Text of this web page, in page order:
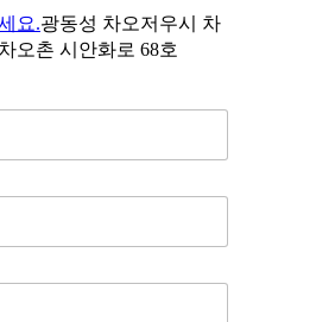
요.광동성 차오저우시 차
오촌 시안화로 68호